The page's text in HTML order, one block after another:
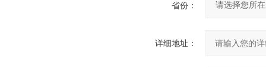
省份：
详细地址：